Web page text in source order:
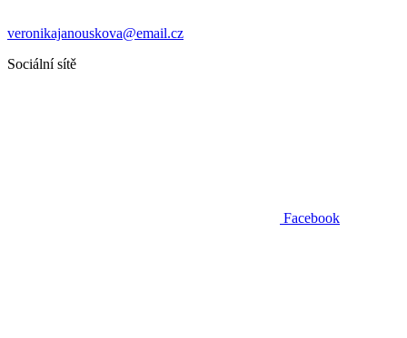
veronikajanouskova@email.cz
Sociální sítě
Facebook